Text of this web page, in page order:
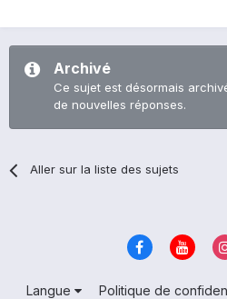
Archivé
Ce sujet est désormais
de nouvelles réponses.
Aller sur la liste des sujets
Langue Politique de